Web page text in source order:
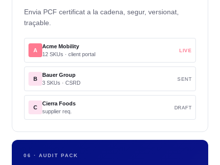
Envia PCF certificat a la cadena, segur, versionat,
traçable.
A
Acme Mobility
12 SKUs · client portal
LIVE
B
Bauer Group
3 SKUs · CSRD
SENT
C
Cierra Foods
supplier req.
DRAFT
06 · AUDIT PACK